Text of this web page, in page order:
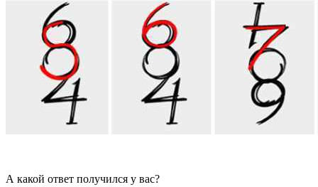
А какой ответ получился у вас?